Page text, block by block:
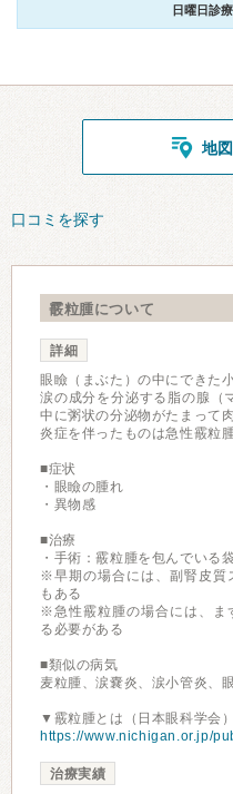
日曜日診
地
口コミを探す
霰粒腫について
詳細
眼瞼（まぶた）の中にできた
涙の成分を分泌する脂の腺（
中に粥状の分泌物がたまって
炎症を伴ったものは急性霰粒
■症状
・眼瞼の腫れ
・異物感
■治療
・手術：霰粒腫を包んでいる
※早期の場合には、副腎皮質
もある
※急性霰粒腫の場合には、ま
る必要がある
■類似の病気
麦粒腫、涙嚢炎、涙小管炎
▼霰粒腫とは（日本眼科学会）
https://www.nichigan.or.jp/
治療実績